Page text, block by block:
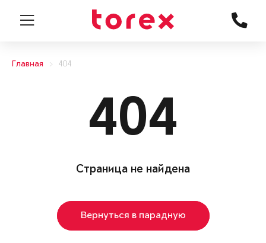
Главная 404
404
Страница не найдена
Вернуться в парадную